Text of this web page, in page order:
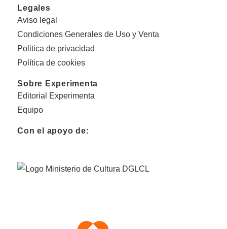
Legales
Aviso legal
Condiciones Generales de Uso y Venta
Politica de privacidad
Política de cookies
Sobre Experimenta
Editorial Experimenta
Equipo
Con el apoyo de: